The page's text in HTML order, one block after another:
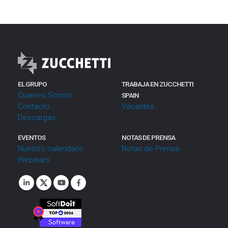
EL GRUPO
Quienes Somos
Contacto
Descargas
TRABAJA EN ZUCCHETTI
SPAIN
Vacantes
EVENTOS
Nuestro calendario
Webinars
NOTAS DE PRENSA
Notas de Prensa